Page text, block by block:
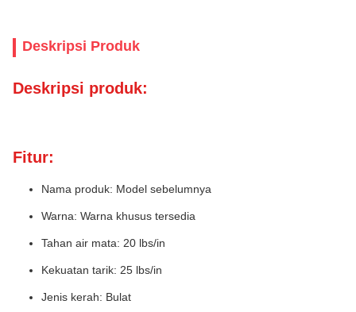
Deskripsi Produk
Deskripsi produk:
Fitur:
Nama produk: Model sebelumnya
Warna: Warna khusus tersedia
Tahan air mata: 20 lbs/in
Kekuatan tarik: 25 lbs/in
Jenis kerah: Bulat